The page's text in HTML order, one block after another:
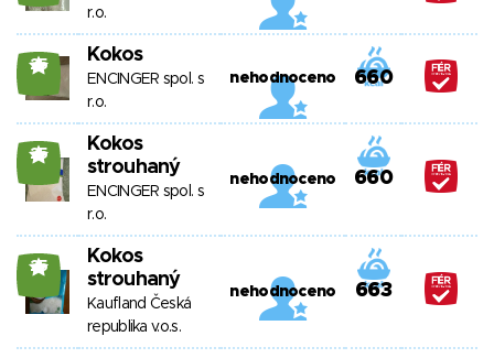
r.o.
25 Kokos
ENCINGER spol. s
r.o.
nehodnoceno 660
25
Kokos
strouhaný
ENCINGER spol. s
r.o.
nehodnoceno 660
25
Kokos
strouhaný
Kaufland Česká
republika v.o.s.
nehodnoceno 663